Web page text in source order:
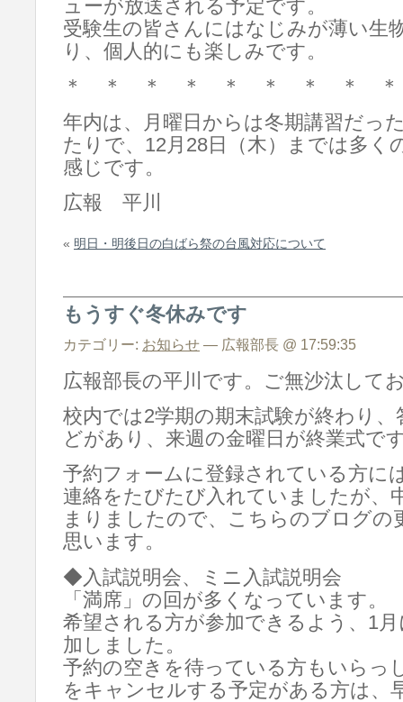
ューが放送される予定です。
受験生の皆さんにはなじみが薄い生
り、個人的にも楽しみです。
＊ ＊ ＊ ＊ ＊ ＊ ＊ ＊
年内は、月曜日からは冬期講習だっ
たりで、12月28日（木）までは多く
感じです。
広報 平川
« 明日・明後日の白ばら祭の台風対応について
もうすぐ冬休みです
カテゴリー: お知らせ — 広報部長 @ 17:59:35
広報部長の平川です。ご無沙汰して
校内では2学期の期末試験が終わり、
どがあり、来週の金曜日が終業式で
予約フォームに登録されている方に
連絡をたびたび入れていましたが、
まりましたので、こちらのブログの
思います。
◆入試説明会、ミニ入試説明会
「満席」の回が多くなっています。
希望される方が参加できるよう、1
加しました。
予約の空きを待っている方もいらっ
をキャンセルする予定がある方は、